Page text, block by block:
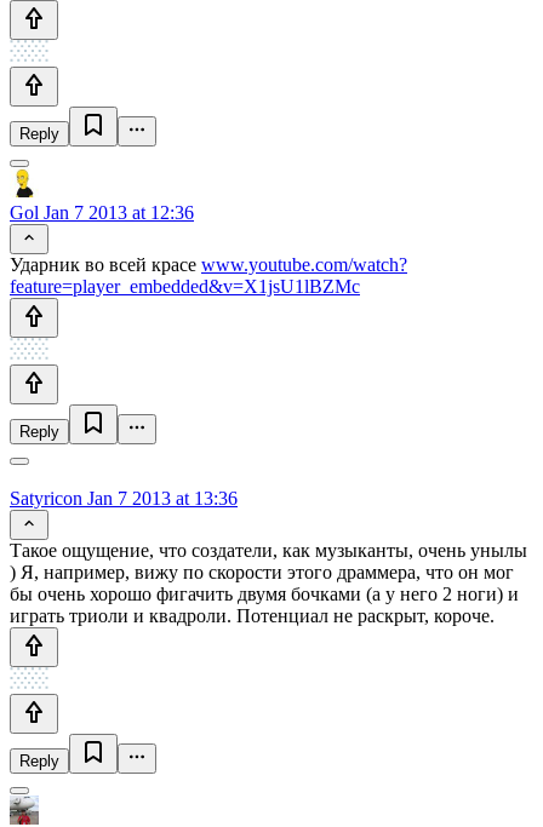
Reply
Gol Jan 7 2013 at 12:36
Ударник во всей красе www.youtube.com/watch?
feature=player_embedded&v=X1jsU1lBZMc
Reply
Satyricon Jan 7 2013 at 13:36
Такое ощущение, что создатели, как музыканты, очень унылы
) Я, например, вижу по скорости этого драммера, что он мог
бы очень хорошо фигачить двумя бочками (а у него 2 ноги) и
играть триоли и квадроли. Потенциал не раскрыт, короче.
Reply